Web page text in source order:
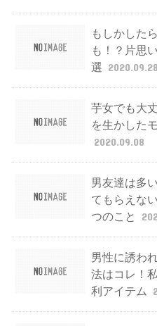
もしかした
も！？片思
選 2020.09.28
芋女でも大
を生かした
2020.09.08
男友達は多
てもらえな
つのこと
男性に誘わ
法はコレ！
利アイテム